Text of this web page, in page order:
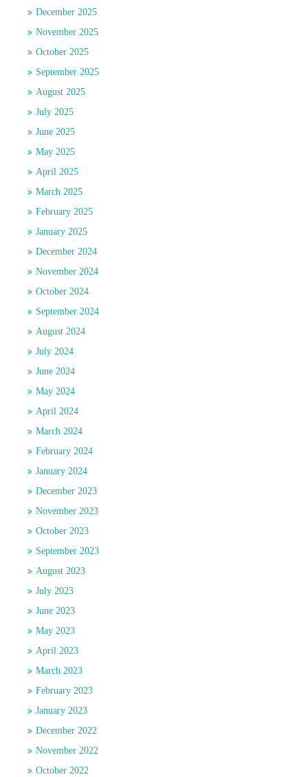
December 2025
November 2025
October 2025
September 2025
August 2025
July 2025
June 2025
May 2025
April 2025
March 2025
February 2025
January 2025
December 2024
November 2024
October 2024
September 2024
August 2024
July 2024
June 2024
May 2024
April 2024
March 2024
February 2024
January 2024
December 2023
November 2023
October 2023
September 2023
August 2023
July 2023
June 2023
May 2023
April 2023
March 2023
February 2023
January 2023
December 2022
November 2022
October 2022